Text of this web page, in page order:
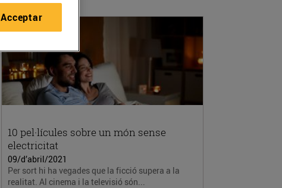
10 pel·lícules sobre un món sense
electricitat
09/d’abril/2021
Per sort hi ha vegades que la ficció supera a la
realitat. Al cinema i la televisió són...
Acceptar